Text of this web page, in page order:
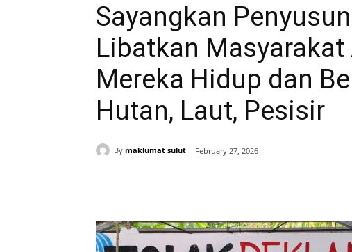
Sayangkan
Libatkan Masyarakat
Mereka Hidup dan
Hutan, Laut, Pesisir
By maklumat sulut February 27, 2026